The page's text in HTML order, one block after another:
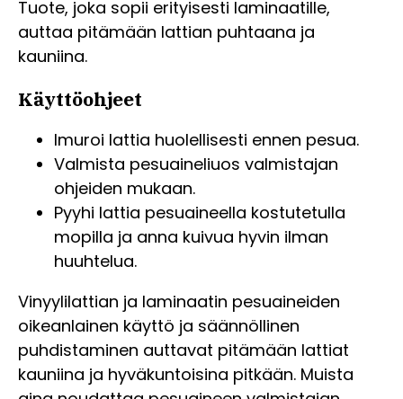
Tuote, joka sopii erityisesti laminaatille,
auttaa pitämään lattian puhtaana ja
kauniina.
Käyttöohjeet
Imuroi lattia huolellisesti ennen pesua.
Valmista pesuaineliuos valmistajan
ohjeiden mukaan.
Pyyhi lattia pesuaineella kostutetulla
mopilla ja anna kuivua hyvin ilman
huuhtelua.
Vinyylilattian ja laminaatin pesuaineiden
oikeanlainen käyttö ja säännöllinen
puhdistaminen auttavat pitämään lattiat
kauniina ja hyväkuntoisina pitkään. Muista